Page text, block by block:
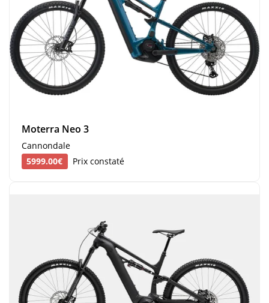
Moterra Neo 3
Cannondale
5999.00€
Prix constaté